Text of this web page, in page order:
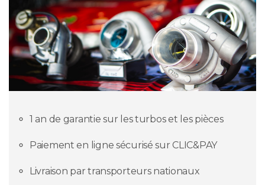
1 an de garantie sur les turbos et les pièces
Paiement en ligne sécurisé sur CLIC&PAY
Livraison par transporteurs nationaux